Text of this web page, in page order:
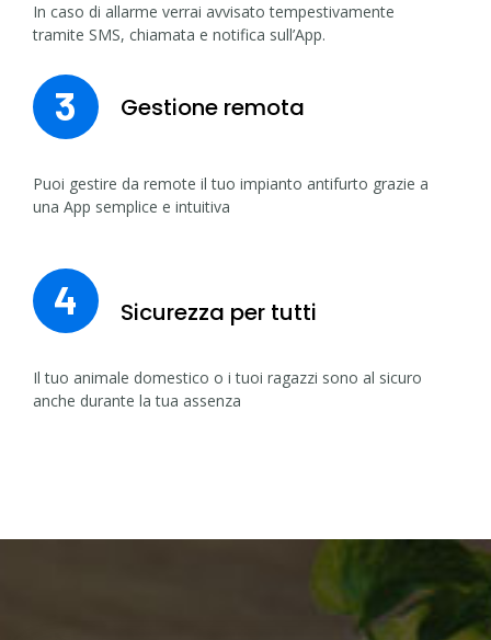
In caso di allarme verrai avvisato tempestivamente
tramite SMS, chiamata e notifica sull’App.
3 Gestione remota
Puoi gestire da remote il tuo impianto antifurto grazie a
una App semplice e intuitiva
4 Sicurezza per tutti
Il tuo animale domestico o i tuoi ragazzi sono al sicuro
anche durante la tua assenza